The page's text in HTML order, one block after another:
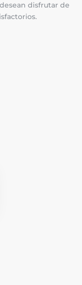
disfrutar de